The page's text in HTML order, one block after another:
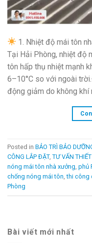
1. Nhiệt độ mái tôn
Tại Hải Phòng, nhiệt độ
tôn hấp thụ nhiệt mạnh
6–10°C so với ngoài
động giảm do không khí
Posted in BẢO TRÌ BẢO
CÔNG LẮP ĐẶT, TƯ VẤN
nóng mái tôn nhà xưởng, phủ
chống nóng mái tôn,thi công
Phòng
Bài viết mới nhất